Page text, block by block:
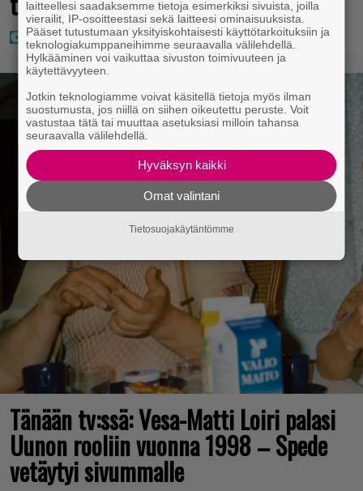
Tänään tv:ssä: Vesa-Matti Loiri palasi
Uunon rooliin vuonna 1998 – Spede
vetäytyi sivummalle
laitteellesi saadaksemme tietoja esimerkiksi sivuista, joilla
vierailit, IP-osoitteestasi sekä laitteesi ominaisuuksista.
Pääset tutustumaan yksityiskohtaisesti käyttötarkoituksiin ja
teknologiakumppaneihimme seuraavalla välilehdellä.
Hylkääminen voi vaikuttaa sivuston toimivuuteen ja
käytettävyyteen.
Jotkin teknologiamme voivat käsitellä tietoja myös ilman
suostumusta, jos niillä on siihen oikeutettu peruste. Voit
vastustaa tätä tai muuttaa asetuksiasi milloin tahansa
seuraavalla välilehdellä.
Hyväksyn kaikki
Omat valintani
Tietosuojakäytäntömme